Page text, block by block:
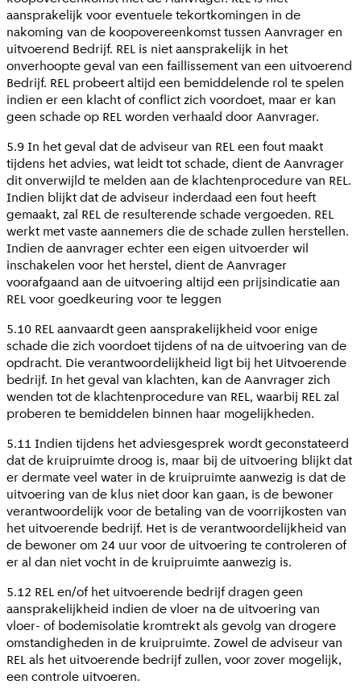
aansprakelijk voor eventuele tekortkomingen in de
nakoming van de koopovereenkomst tussen Aanvrager en
uitvoerend Bedrijf. REL is niet aansprakelijk in het
onverhoopte geval van een faillissement van een uitvoerend
Bedrijf. REL probeert altijd een bemiddelende rol te spelen
indien er een klacht of conflict zich voordoet, maar er kan
geen schade op REL worden verhaald door Aanvrager.
5.9 In het geval dat de adviseur van REL een fout maakt
tijdens het advies, wat leidt tot schade, dient de Aanvrager
dit onverwijld te melden aan de klachtenprocedure van REL.
Indien blijkt dat de adviseur inderdaad een fout heeft
gemaakt, zal REL de resulterende schade vergoeden. REL
werkt met vaste aannemers die de schade zullen herstellen.
Indien de aanvrager echter een eigen uitvoerder wil
inschakelen voor het herstel, dient de Aanvrager
voorafgaand aan de uitvoering altijd een prijsindicatie aan
REL voor goedkeuring voor te leggen
5.10 REL aanvaardt geen aansprakelijkheid voor enige
schade die zich voordoet tijdens of na de uitvoering van de
opdracht. Die verantwoordelijkheid ligt bij het Uitvoerende
bedrijf. In het geval van klachten, kan de Aanvrager zich
wenden tot de klachtenprocedure van REL, waarbij REL zal
proberen te bemiddelen binnen haar mogelijkheden.
5.11 Indien tijdens het adviesgesprek wordt geconstateerd
dat de kruipruimte droog is, maar bij de uitvoering blijkt dat
er dermate veel water in de kruipruimte aanwezig is dat de
uitvoering van de klus niet door kan gaan, is de bewoner
verantwoordelijk voor de betaling van de voorrijkosten van
het uitvoerende bedrijf. Het is de verantwoordelijkheid van
de bewoner om 24 uur voor de uitvoering te controleren of
er al dan niet vocht in de kruipruimte aanwezig is.
5.12 REL en/of het uitvoerende bedrijf dragen geen
aansprakelijkheid indien de vloer na de uitvoering van
vloer- of bodemisolatie kromtrekt als gevolg van drogere
omstandigheden in de kruipruimte. Zowel de adviseur van
REL als het uitvoerende bedrijf zullen, voor zover mogelijk,
een controle uitvoeren.